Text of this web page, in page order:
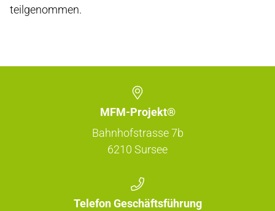
teilgenommen.
MFM-Projekt®
Bahnhofstrasse 7b
6210 Sursee
Telefon Geschäftsführung